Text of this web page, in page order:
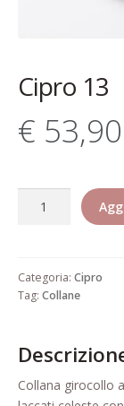
Cipro 13
€ 53,90
Categoria: Cipro
Tag: Collane
Collana girocollo